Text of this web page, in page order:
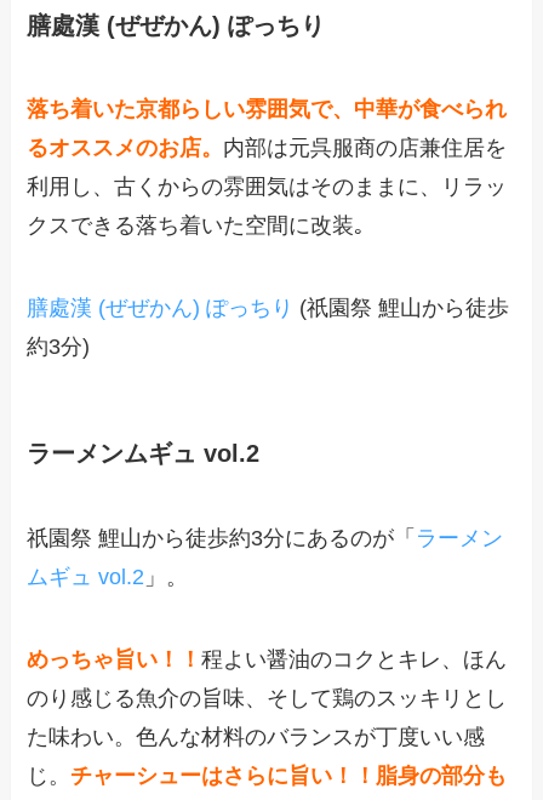
膳處漢 (ぜぜかん) ぽっちり
落ち着いた京都らしい雰囲気で、中華が食べられ
るオススメのお店。 内部は元呉服商の店兼住居を
利用し、古くからの雰囲気はそのままに、リラッ
クスできる落ち着いた空間に改装｡
膳處漢 (ぜぜかん) ぽっちり (祇園祭 鯉山から徒歩
約3分)
ラーメンムギュ vol.2
祇園祭 鯉山から徒歩約3分にあるのが「 ラーメン
ムギュ vol.2 」。
めっちゃ旨い！！程よい醤油のコクとキレ、ほん
のり感じる魚介の旨味、そして鶏のスッキリとし
た味わい。色んな材料のバランスが丁度いい感
じ。 チャーシューはさらに旨い！！脂身の部分も